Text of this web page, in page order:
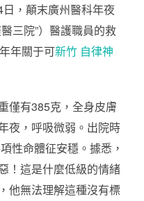
日，顛末廣州醫科年夜
三院”）醫護職員的救
年關于可新竹 自律神
僅有385克，全身皮膚
夜，呼吸微弱。出院時
性命體征安穩。據悉，
！這是什麼低級的情緒
他無法理解這種沒有標